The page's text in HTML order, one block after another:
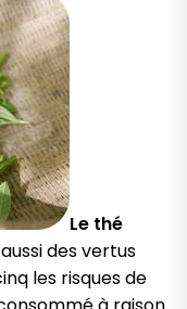
Le thé
des vertus
les risques de